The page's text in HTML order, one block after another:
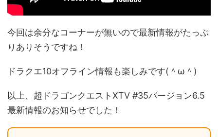
今回は余分なコーナーが無いので最新情報がたっぷ
りありそうですね！
ドラクエ10オフライン情報も楽しみです(＾ω＾)
以上、超ドラゴンクエストXTV #35バージョン6.5
最新情報のお知らせでした！